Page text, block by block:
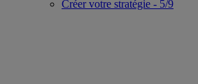
Créer votre stratégie - 5/9